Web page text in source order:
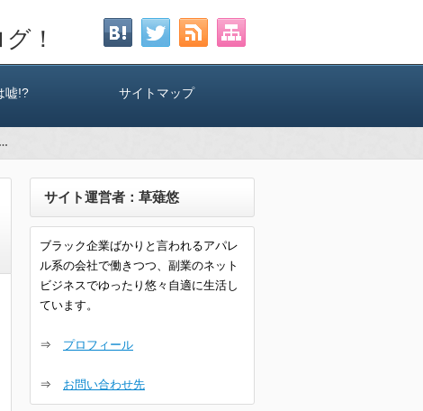
！
嘘!? サイトマップ
…
サイト運営者：草薙悠
ブラック企業ばかりと言われるアパレ
ル系の会社で働きつつ、副業のネット
ビジネスでゆったり悠々自適に生活し
ています。
⇒ プロフィール
⇒ お問い合わせ先